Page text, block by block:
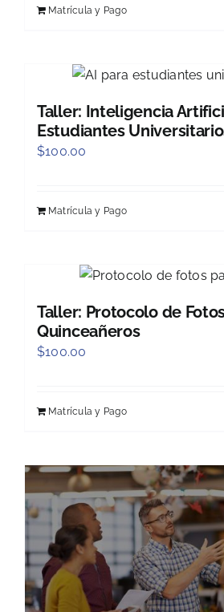
Matrícula y Pago
Taller: Inteligencia
Estudiantes
$100.00
Matrícula y Pago
Taller: Protocolo de
Quinceañeros
$100.00
Matrícula y Pago